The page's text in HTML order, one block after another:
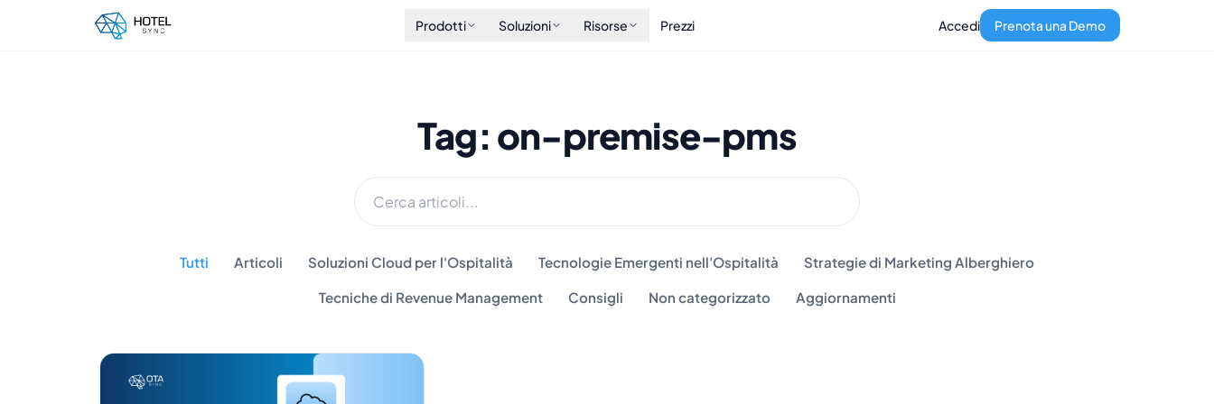
Prodotti Soluzioni Risorse Prezzi Accedi Prenota una Demo
Tag: on-premise-pms
Tutti Articoli Soluzioni Cloud per l'Ospitalità Tecnologie Emergenti nell'Ospitalità Strategie di Marketing Alberghiero
Tecniche di Revenue Management Consigli Non categorizzato Aggiornamenti